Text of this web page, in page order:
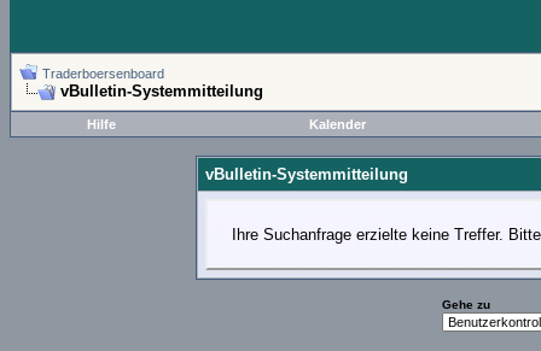
Traderboersenboard
vBulletin-Systemmitteilung
Hilfe Kalender
vBulletin-Systemmitteilung
Ihre Suchanfrage erzielte keine Treffer.
Gehe zu